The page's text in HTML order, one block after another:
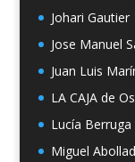
Johari Gautier
Jose Manuel
Juan Luis
LA CAJA de
Lucía Berruga
Miguel